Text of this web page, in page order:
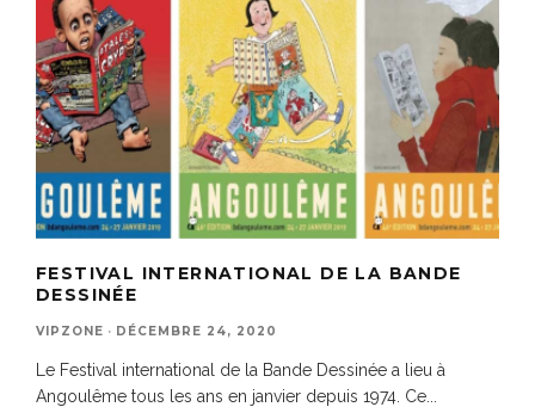
FESTIVAL INTERNATIONAL DE LA BANDE
DESSINÉE
VIPZONE · DÉCEMBRE 24, 2020
Le Festival international de la Bande Dessinée a lieu à
Angoulême tous les ans en janvier depuis 1974. Ce